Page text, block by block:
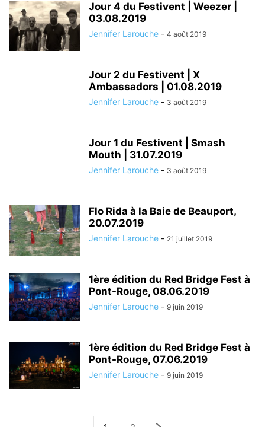
Jour 4 du Festivent | Weezer |
03.08.2019
Jennifer Larouche - 4 août 2019
Jour 2 du Festivent | X
Ambassadors | 01.08.2019
Jennifer Larouche - 3 août 2019
Jour 1 du Festivent | Smash
Mouth | 31.07.2019
Jennifer Larouche - 3 août 2019
Flo Rida à la Baie de Beauport,
20.07.2019
Jennifer Larouche - 21 juillet 2019
1ère édition du Red Bridge Fest à
Pont-Rouge, 08.06.2019
Jennifer Larouche - 9 juin 2019
1ère édition du Red Bridge Fest à
Pont-Rouge, 07.06.2019
Jennifer Larouche - 9 juin 2019